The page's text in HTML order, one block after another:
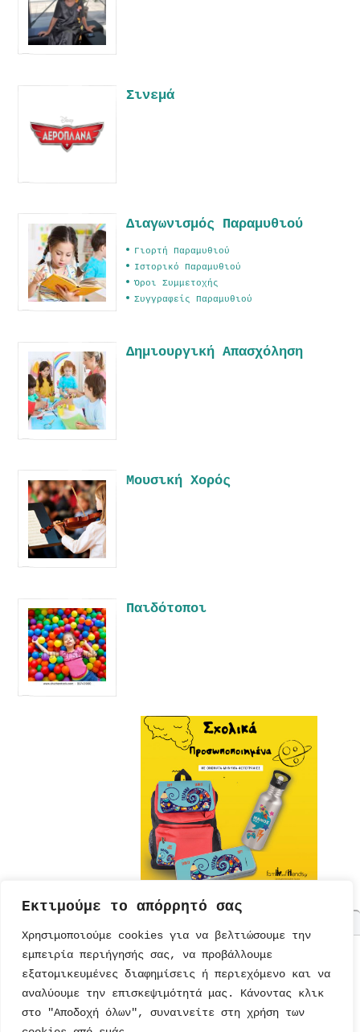
Εκτιμούμε το απόρρητό σας
Χρησιμοποιούμε cookies για να βελτιώσουμε την
εμπειρία περιήγησής σας, να προβάλλουμε
εξατομικευμένες διαφημίσεις ή περιεχόμενο και να
αναλύουμε την επισκεψιμότητά μας. Κάνοντας κλικ
στο "Αποδοχή όλων", συναινείτε στη χρήση των
Σινεμά
Διαγωνισμός Παραμυθιού
Γιορτή Παραμυθιού
Ιστορικό Παραμυθιού
Όροι Συμμετοχής
Συγγραφείς Παραμυθιού
Δημιουργική Απασχόληση
Μουσική Χορός
Παιδότοποι
ΤΟΥΡΤΕΣ
ΣΥΝΤΑΓΕΣ
ΠΡΟΣΚΛΗΣΕΙΣ
ΠΑΡΑΜΥΘΙΑ
ΒΙΒΛΙΑ
ΠΑΙΧΝΙΔΙΑ
ΠΡΟΣΚΛΗΣΕΙΣ
ΚΑΡΤΕΣ
ΠΑΙΔΙΚΟ
ΕΚΠΑΙΔΕΥΣΗ
ΔΙΑΤΡΟΦΗ
ΨΥΥΧΑΓΩΓΙΑ
ΠΑΡΑΜΥΘΙΑ
ΤΕΤΡΑΔΙΑ
ΖΩΓΡΑΦΙΚΗΣ